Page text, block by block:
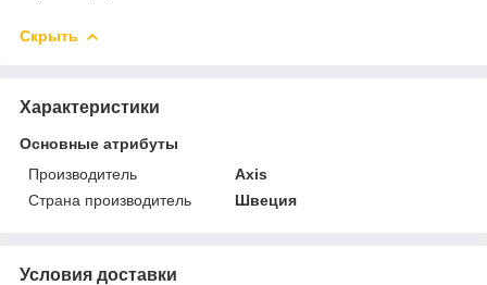
Скрыть
Характеристики
Основные атрибуты
Производитель
Axis
Страна производитель
Швеция
Условия доставки